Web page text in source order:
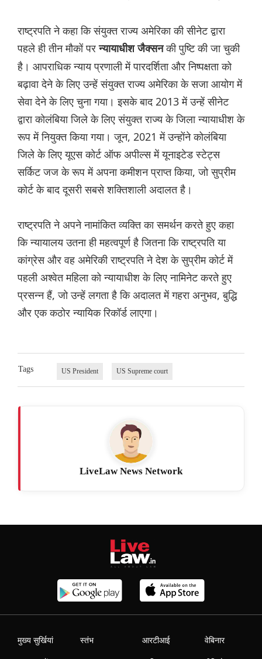
राष्ट्रपति ने कहा कि संयुक्त राज्य अमेरिका की सीनेट द्वारा
पहले ही तीन मौकों परन्यायाधीश जैक्सनकी पुष्टि की जा चुकी
है। आपराधिक न्याय प्रणाली में पारदर्शिता और निष्पक्षता को
बढ़ावा देने के लिए उन्हें संयुक्त राज्य अमेरिका के सजा आयोग में
सेवा देने के लिए चुना गया। इसके बाद 2013 में उन्हें सीनेट
द्वारा कोलंबिया जिले के लिए संयुक्त राज्य के जिला न्यायाधीश के
रूप में नियुक्त किया गया। जून, 2021 में उन्होंने कोलंबिया
जिले के लिए यूएस कोर्ट ऑफ अपील्स में यूनाइटेड स्टेट्स
सर्किट जज के रूप में अपना कमीशन प्राप्त किया, जो सुप्रीम
कोर्ट के बाद दूसरी सबसे शक्तिशाली अदालत है।
राष्ट्रपति ने अपने नामांकित व्यक्ति का समर्थन करते हुए कहा
कि न्यायालय उतना ही महत्वपूर्ण है जितना कि राष्ट्रपति या
कांग्रेस और वह अमेरिकी राष्ट्रपति ने देश के सुप्रीम कोर्ट में
पहली अश्वेत महिला को न्यायाधीश के लिए नामिनेट करते हुए
प्रसन्न हैं, जो उन्हें लगता है कि अदालत में गहरा अनुभव, बुद्धि
और एक कठोर न्यायिक रिकॉर्ड लाएगा।
Tags US President US Supreme court
LiveLaw News Network
मुख्य सुर्खियां स्तंभ आरटीआई वेबिनार